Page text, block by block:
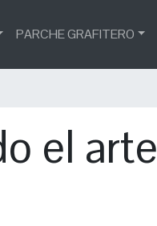
PARCHE GRAFITERO
el arte